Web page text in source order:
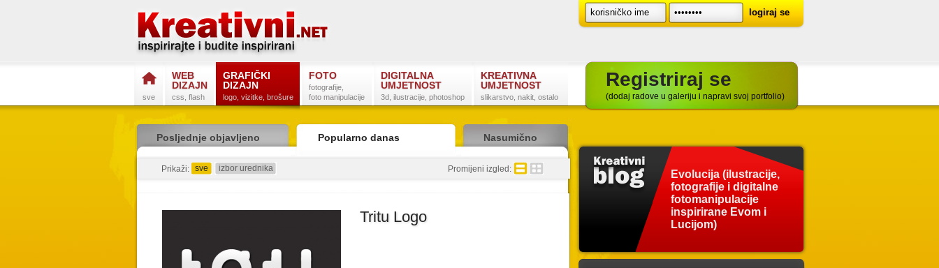
sve
WEB
DIZAJN
css, flash
GRAFIČKI
DIZAJN
logo, vizitke, brošure
FOTO
fotografije,
foto manipulacije
DIGITALNA
UMJETNOST
3d, ilustracije, photoshop
KREATIVNA
UMJETNOST
slikarstvo, nakit, ostalo
Registriraj se
(dodaj radove u galeriju i napravi svoj portfolio)
Posljednje objavljeno Popularno danas Nasumično
Prikaži: sve izbor urednika Promijeni izgled:
Tritu Logo
Evolucija (ilustracije,
fotografije i digitalne
fotomanipulacije
inspirirane Evom i
Lucijom)